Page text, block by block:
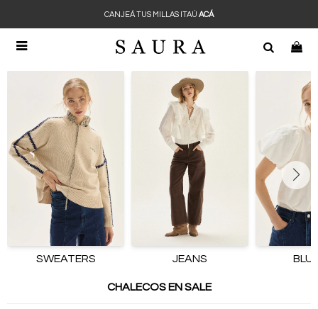

CANJEÁ TUS MILLAS ITAÚ ACÁ
SWEATERS JEANS
CHALECOS EN SALE